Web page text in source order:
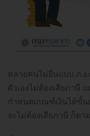
หลายคนไม่ยื่นแบบ ภ.ง.
ตัวเองไม่ต้องเสียภาษี
กำหนดเกณฑ์เงินได้ขั้
จะไม่ต้องเสียภาษี ก็ตาม